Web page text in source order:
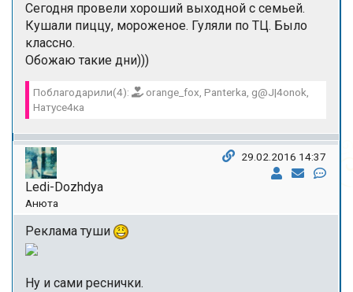
Сегодня провели хороший выходной с семьей.
Кушали пиццу, мороженое. Гуляли по ТЦ. Было
классно.
Обожаю такие дни)))
Поблагодарили(4):
orange_fox, Panterka, g@J|4onok,
Натусе4ка
Ledi-Dozhdya
Анюта
29.02.2016 14:37
Реклама туши
Ну и сами реснички.